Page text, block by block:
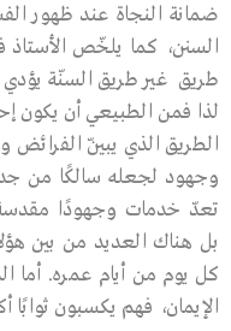
ضمانة النجاة عند ظهور
السنن، كما يلخّص الأستاذ
طريق غير طريق السنّة
لذا فمن الطبيعي أن يكون
الطريق الذي يبيّن الفرائض
وجهود لجعله سالكًا من
تعدّ خدمات وجهودًا مقدسة
بل هناك العديد من بين
كل يوم من أيام عمره. أما
الإيمان، فهم يكسبون